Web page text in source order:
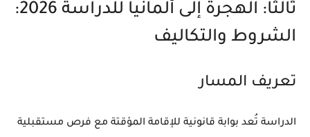
ثالثًا: الهجرة إلى ألمانيا للدراسة 2026:
الشروط والتكاليف
تعريف المسار
الدراسة تُعد بوابة قانونية للإقامة المؤقتة مع فرص مستقبلية